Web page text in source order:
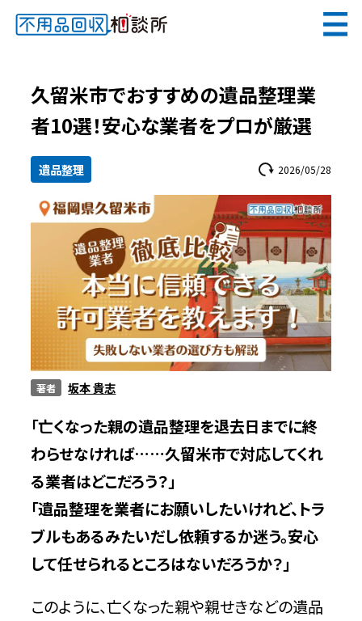
メールでのご相談は24時間受付中
不用品回収相談所TOP
当社について
料金
対応エリア
久留米市でおすすめの遺品整理業
者10選！安心な業者をプロが厳選
遺品整理 2026/05/28
著者 坂本 貴志
「亡くなった親の遺品整理を退去日までに終
わらせなければ……久留米市で対応してくれ
る業者はどこだろう？」
「遺品整理を業者にお願いしたいけれど、トラ
ブルもあるみたいだし依頼するか迷う。安心
して任せられるところはないだろうか？」
このように、亡くなった親や親せきなどの遺品